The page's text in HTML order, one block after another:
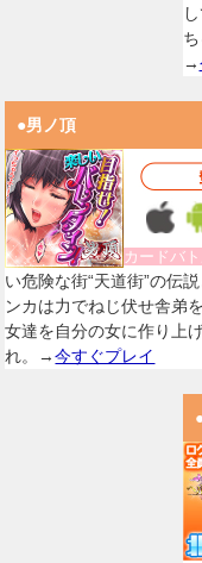
→
●男ノ頂
カードバ
い危険な街“天道街”の伝
ンカは力でねじ伏せ舎弟
女達を自分の女に作り上
れ。→今すぐプレイ